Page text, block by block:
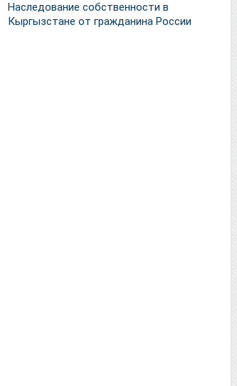
Наследование собственности в
Кыргызстане от гражданина России